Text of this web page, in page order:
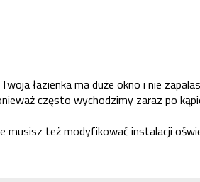
łazienka ma duże okno i nie
często wychodzimy zaraz po
musisz też modyfikować instalacji